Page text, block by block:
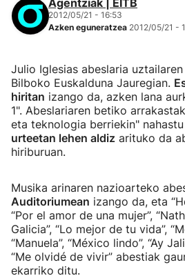
Agentziak | EITB
2012/05/21 - 16:53
Azken eguneratzea 2012/05/21 -
Julio Iglesias abeslaria
Bilboko Euskalduna Jauregian.
hiritan izango da, azken lana
1". Abeslariaren betiko
eta teknologia berriekin"
urteetan lehen aldiz arituko da
hiriburuan.
Musika arinaren nazioarteko
Auditoriumean izango da, eta
“Por el amor de una mujer”,
Galicia”, “Lo mejor de tu vida”,
“Manuela”, “México lindo”, “Ay
“Me olvidé de vivir” abestiak
ekarriko ditu.